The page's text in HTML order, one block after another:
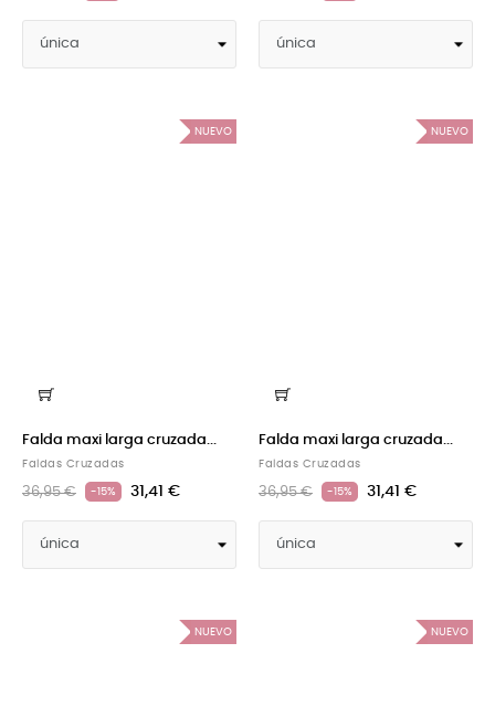
NUEVO
Falda maxi larga cruzada...
Faldas Cruzadas
36,95 € -15% 31,41 €
NUEVO
Falda maxi larga cruzada...
Faldas Cruzadas
36,95 € -15% 31,41 €
NUEVO NUEVO